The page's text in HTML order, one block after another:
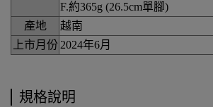
F.約365g (26.5cm單腳)
產地
越南
上市月份 2024年6月
規格說明